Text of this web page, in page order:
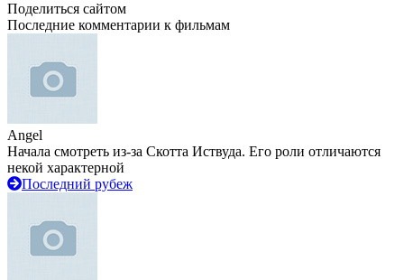
Поделиться сайтом
Последние комментарии к фильмам
Angel
Начала смотреть из-за Скотта Иствуда. Его роли отличаются
некой характерной
Последний рубеж